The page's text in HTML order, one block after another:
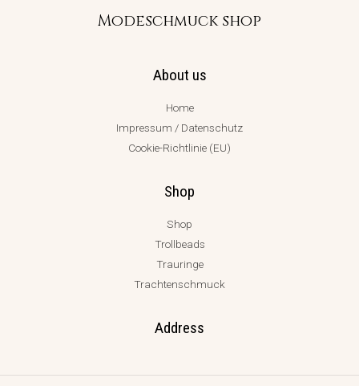
Modeschmuck shop
About us
Home
Impressum / Datenschutz
Cookie-Richtlinie (EU)
Shop
Shop
Trollbeads
Trauringe
Trachtenschmuck
Address